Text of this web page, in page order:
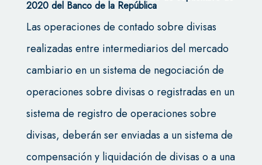
2020 del Banco de la República
Las operaciones de contado sobre divisas
realizadas entre intermediarios del mercado
cambiario en un sistema de negociación de
operaciones sobre divisas o registradas en un
sistema de registro de operaciones sobre
divisas, deberán ser enviadas a un sistema de
compensación y liquidación de divisas o a una